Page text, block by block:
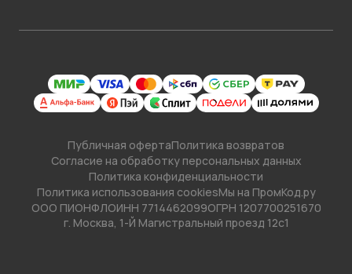
Публичная офертаПолитика возвратов
Согласие на обработку персональных данных
Политика конфиденциальности
Политика использования cookiesМы на ПромКод.ру
ООО ПИОНФЛОИНН 7714462099ОГРН 1207700251670
г. Москва, 1-Й Магистральный проезд 12с1